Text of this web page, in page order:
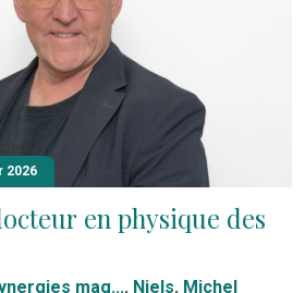
2026
en physique des
mag..., Niels, Michel